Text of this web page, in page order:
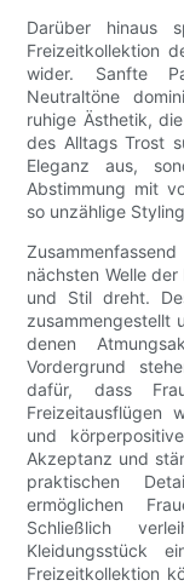
Darüber hinaus
Freizeitkollektion
wider. Sanfte
Neutraltöne
ruhige Ästhetik,
des Alltags Trost
Eleganz aus,
Abstimmung mit
so unzählige
nächsten Welle
und Stil dreht.
zusammengestellt
denen
Vordergrund
dafür, dass
Freizeitausflügen
und
Akzeptanz und
praktischen
ermöglichen
Schließlich
Kleidungsstück
Freizeitkollektion